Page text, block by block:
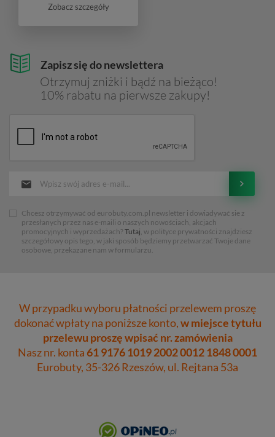
Zapisz się do newslettera
Otrzymuj zniżki i bądź na bieżąco!
10% rabatu na pierwsze zakupy!
Chcesz otrzymywać od eurobuty.com.pl newsletter i dowiadywać sie z
przesłanych przez nas e-maili o naszych nowościach, akcjach
promocyjnych i wyprzedażach? Tutaj, w polityce prywatności znajdziesz
szczegółowy opis tego, w jaki sposób będziemy przetwarzać Twoje dane
osobowe, przekazane nam w formularzu.
Zobacz szczegóły
W przypadku wyboru płatności przelewem proszę
dokonać wpłaty na poniższe konto,w miejsce tytułu
przelewu proszę wpisać nr. zamówienia
Nasz nr. konta61 9176 1019 2002 0012 1848 0001
Eurobuty, 35-326 Rzeszów, ul. Rejtana 53a